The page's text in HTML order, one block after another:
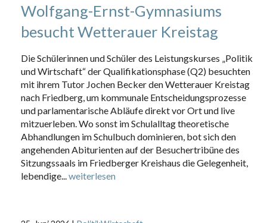
Wolfgang-Ernst-Gymnasiums
besucht Wetterauer Kreistag
Die Schülerinnen und Schüler des Leistungskurses „Politik
und Wirtschaft“ der Qualifikationsphase (Q2) besuchten
mit ihrem Tutor Jochen Becker den Wetterauer Kreistag
nach Friedberg, um kommunale Entscheidungsprozesse
und parlamentarische Abläufe direkt vor Ort und live
mitzuerleben. Wo sonst im Schulalltag theoretische
Abhandlungen im Schulbuch dominieren, bot sich den
angehenden Abiturienten auf der Besuchertribüne des
Sitzungssaals im Friedberger Kreishaus die Gelegenheit,
lebendige...weiterlesen